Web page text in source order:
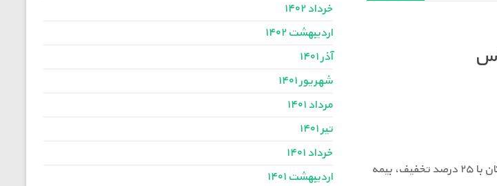
تفاهم نامه بیمه ایران با سازمان نظام پزشکی بندرعباسبیمه مسئولیت پزشکان و پیراپزشکان با ۲۵ درصد تخفیف، بیمه
خرداد ۱۴۰۲
اردیبهشت ۱۴۰۲
آذر ۱۴۰۱
شهریور ۱۴۰۱
مرداد ۱۴۰۱
تیر ۱۴۰۱
خرداد ۱۴۰۱
اردیبهشت ۱۴۰۱